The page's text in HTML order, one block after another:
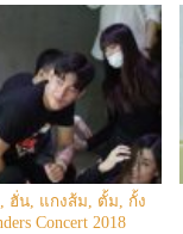
ฮั่น, แกงส้ม, ตั้ม, กั้ง
Concert 2018